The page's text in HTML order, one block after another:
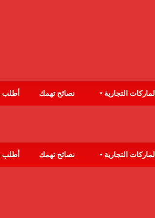
الماركات التجارية نصائح تهمك
الماركات التجارية نصائح تهمك